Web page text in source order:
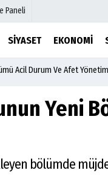
Paneli
SIYASET EKONOMI
Acil Durum Ve Afet
Yeni
bölümde